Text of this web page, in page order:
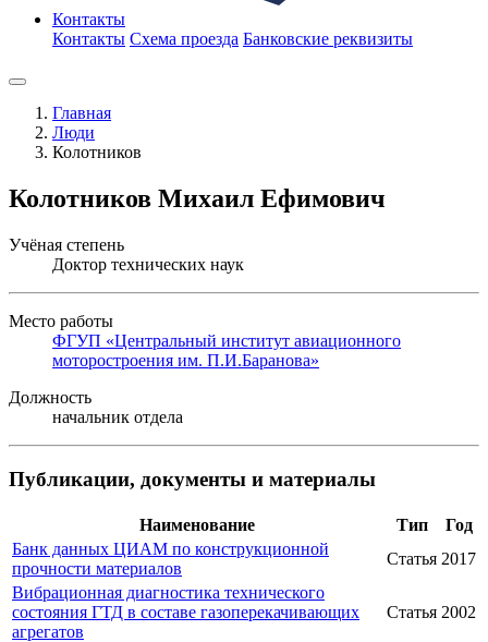
Контакты
Контакты Схема проезда Банковские реквизиты
Главная
Люди
Колотников
Колотников Михаил Ефимович
Учёная степень
Доктор технических наук
Место работы
ФГУП «Центральный институт авиационного
моторостроения им. П.И.Баранова»
Должность
начальник отдела
Публикации, документы и материалы
Наименование Тип
Год
Банк данных ЦИАМ по конструкционной
прочности материалов
Статья 2017
Вибрационная диагностика технического
состояния ГТД в составе газоперекачивающих
агрегатов
Статья 2002